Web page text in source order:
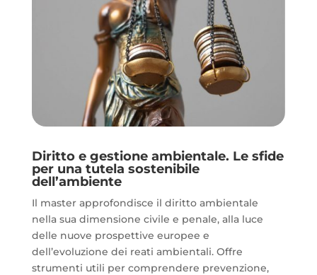
Diritto e gestione ambientale. Le sfide
per una tutela sostenibile
dell’ambiente
Il master approfondisce il diritto ambientale
nella sua dimensione civile e penale, alla luce
delle nuove prospettive europee e
dell’evoluzione dei reati ambientali. Offre
strumenti utili per comprendere prevenzione,